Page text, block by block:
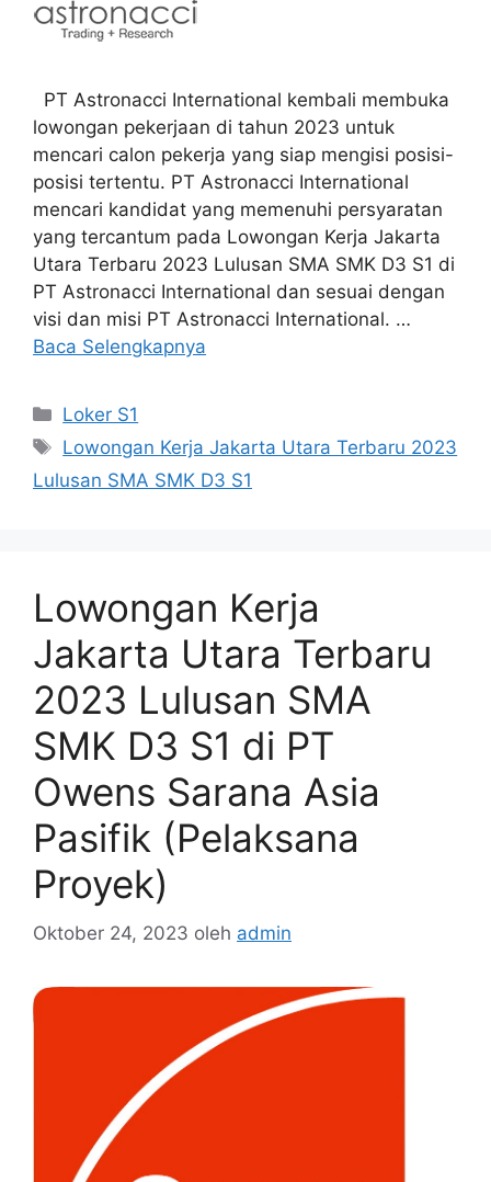
PT Astronacci International kembali membuka
lowongan pekerjaan di tahun 2023 untuk
mencari calon pekerja yang siap mengisi posisi-
posisi tertentu. PT Astronacci International
mencari kandidat yang memenuhi persyaratan
yang tercantum pada Lowongan Kerja Jakarta
Utara Terbaru 2023 Lulusan SMA SMK D3 S1 di
PT Astronacci International dan sesuai dengan
visi dan misi PT Astronacci International. …
Baca Selengkapnya
Kategori
Loker S1
Tag
Lowongan Kerja Jakarta Utara Terbaru 2023
Lulusan SMA SMK D3 S1
Lowongan Kerja
Jakarta Utara Terbaru
2023 Lulusan SMA
SMK D3 S1 di PT
Owens Sarana Asia
Pasifik (Pelaksana
Proyek)
Oktober 24, 2023 oleh admin